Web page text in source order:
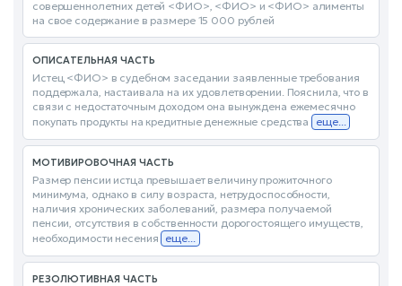
совершеннолетних детей <ФИО>, <ФИО> и <ФИО> алименты
на свое содержание в размере 15 000 рублей
ОПИСАТЕЛЬНАЯ ЧАСТЬ
Истец <ФИО> в судебном заседании заявленные требования
поддержала, настаивала на их удовлетворении. Пояснила, что в
связи с недостаточным доходом она вынуждена ежемесячно
покупать продукты на кредитные денежные средства еще...
МОТИВИРОВОЧНАЯ ЧАСТЬ
Размер пенсии истца превышает величину прожиточного
минимума, однако в силу возраста, нетрудоспособности,
наличия хронических заболеваний, размера получаемой
пенсии, отсутствия в собственности дорогостоящего имуществ,
необходимости несения еще...
РЕЗОЛЮТИВНАЯ ЧАСТЬ